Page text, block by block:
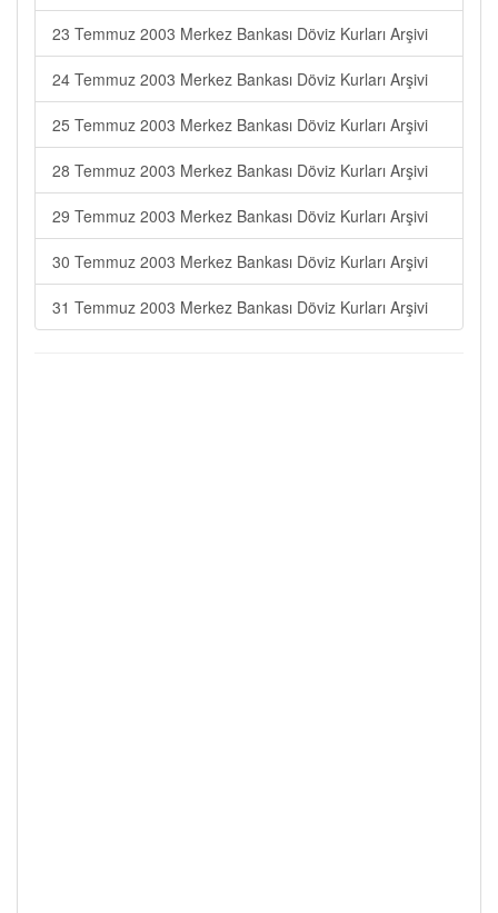
23 Temmuz 2003 Merkez Bankası Döviz Kurları Arşivi
24 Temmuz 2003 Merkez Bankası Döviz Kurları Arşivi
25 Temmuz 2003 Merkez Bankası Döviz Kurları Arşivi
28 Temmuz 2003 Merkez Bankası Döviz Kurları Arşivi
29 Temmuz 2003 Merkez Bankası Döviz Kurları Arşivi
30 Temmuz 2003 Merkez Bankası Döviz Kurları Arşivi
31 Temmuz 2003 Merkez Bankası Döviz Kurları Arşivi